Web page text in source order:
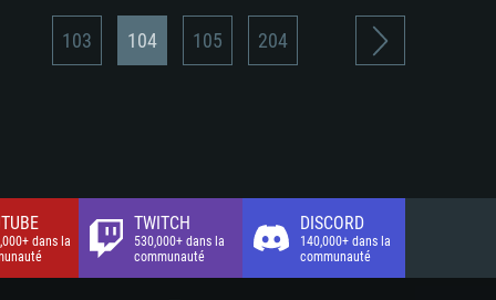
103 104 105 204
dans la
TWITCH
530,000+ dans la
communauté
DISCORD
140,000+ dans la
communauté